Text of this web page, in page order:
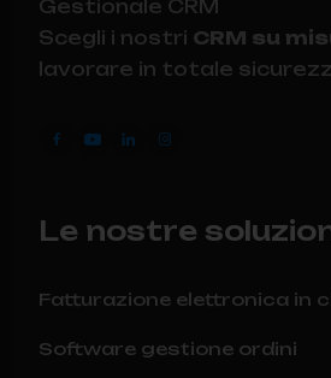
Gestionale CRM
Scegli i nostri CRM su
lavorare in totale
Le nostre
Fatturazione elettronica in
Software gestione ordini